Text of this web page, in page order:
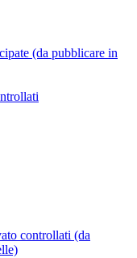
(da pubblicare in
controllati (da